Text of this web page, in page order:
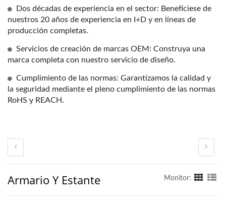
Dos décadas de experiencia en el sector: Benefíciese de
nuestros 20 años de experiencia en I+D y en líneas de
producción completas.
Servicios de creación de marcas OEM: Construya una
marca completa con nuestro servicio de diseño.
Cumplimiento de las normas: Garantizamos la calidad y
la seguridad mediante el pleno cumplimiento de las normas
RoHS y REACH.
Armario Y Estante Monitor: